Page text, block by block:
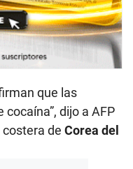
que las
dijo a AFP
de Corea del